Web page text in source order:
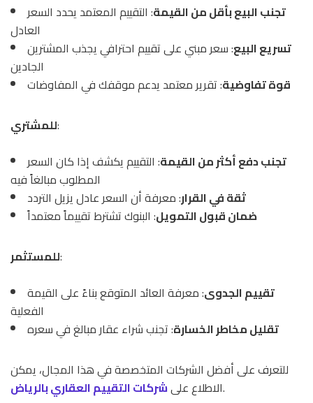
تجنب البيع بأقل من القيمة: التقييم المعتمد يحدد السعر
العادل
تسريع البيع: سعر مبني على تقييم احترافي يجذب المشترين
الجادين
قوة تفاوضية: تقرير معتمد يدعم موقفك في المفاوضات
للمشتري:
تجنب دفع أكثر من القيمة: التقييم يكشف إذا كان السعر
المطلوب مبالغاً فيه
ثقة في القرار: معرفة أن السعر عادل يزيل التردد
ضمان قبول التمويل: البنوك تشترط تقييماً معتمداً
للمستثمر:
تقييم الجدوى: معرفة العائد المتوقع بناءً على القيمة
الفعلية
تقليل مخاطر الخسارة: تجنب شراء عقار مبالغ في سعره
للتعرف على أفضل الشركات المتخصصة في هذا المجال، يمكن
الاطلاع علىشركات التقييم العقاري بالرياض .